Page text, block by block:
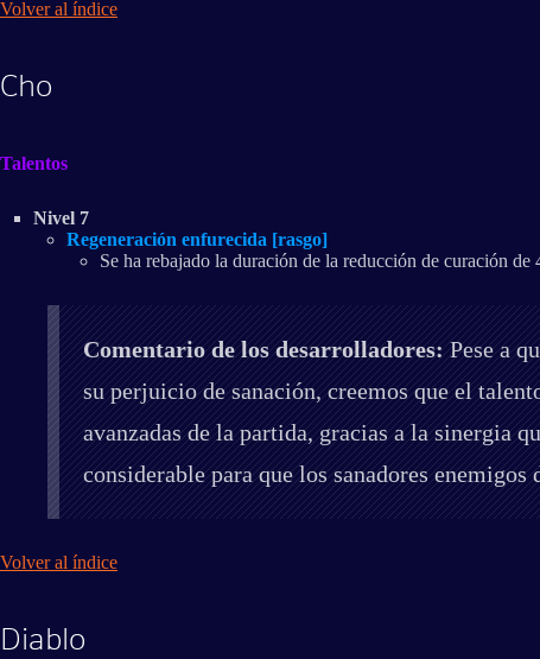
Volver al índice
Cho
Talentos
Nivel 7
Regeneración enfurecida [rasgo]
Se ha rebajado la duración de la reducción de curación de
Comentario de los desarrolladores:Pese a
su perjuicio de sanación, creemos que el
avanzadas de la partida, gracias a la sinergia
considerable para que los sanadores
Volver al índice
Diablo